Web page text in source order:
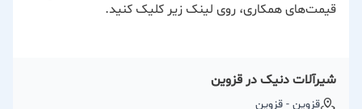
قیمت‌های همکاری، روی لینک زیر کلیک کنید.
شیرآلات دنیک در قزوین
قزوین - قزوین